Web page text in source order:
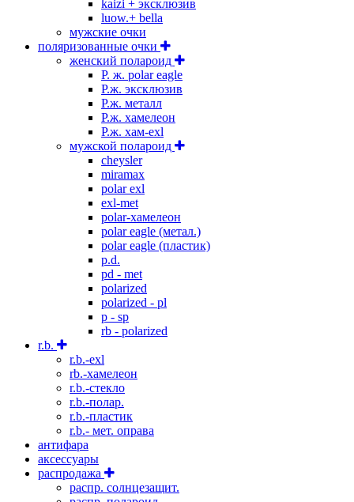
kaizi + эксклюзив
luow.+ bella
мужские очки
поляризованные очки
женский полароид
P. ж. polar eagle
P.ж. эксклюзив
Р.ж. металл
P.ж. хамелеон
Р.ж. хам-exl
мужской полароид
cheysler
miramax
polar exl
exl-met
polar-хамелеон
polar eagle (метал.)
polar eagle (пластик)
p.d.
pd - met
polarized
polarized - pl
p - sp
rb - polarized
r.b.
r.b.-exl
rb.-хамелеон
r.b.-стекло
r.b.-полар.
r.b.-пластик
r.b.- мет. оправа
антифара
аксессуары
распродажа
распр. солнцезащит.